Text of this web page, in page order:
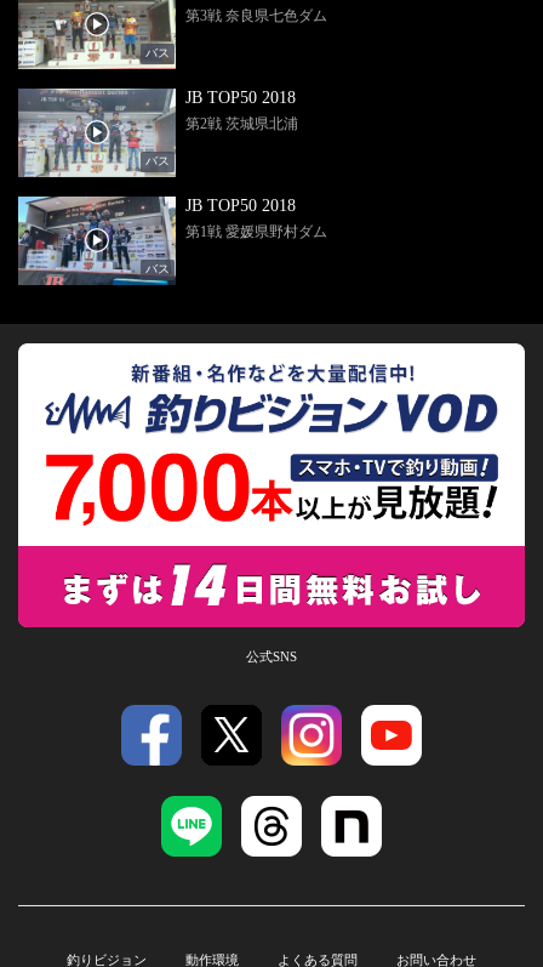
バス
第3戦 奈良県七色ダム
バス
JB TOP50 2018
第2戦 茨城県北浦
バス
JB TOP50 2018
第1戦 愛媛県野村ダム
公式SNS
釣りビジョン 動作環境 よくある質問 お問い合わせ